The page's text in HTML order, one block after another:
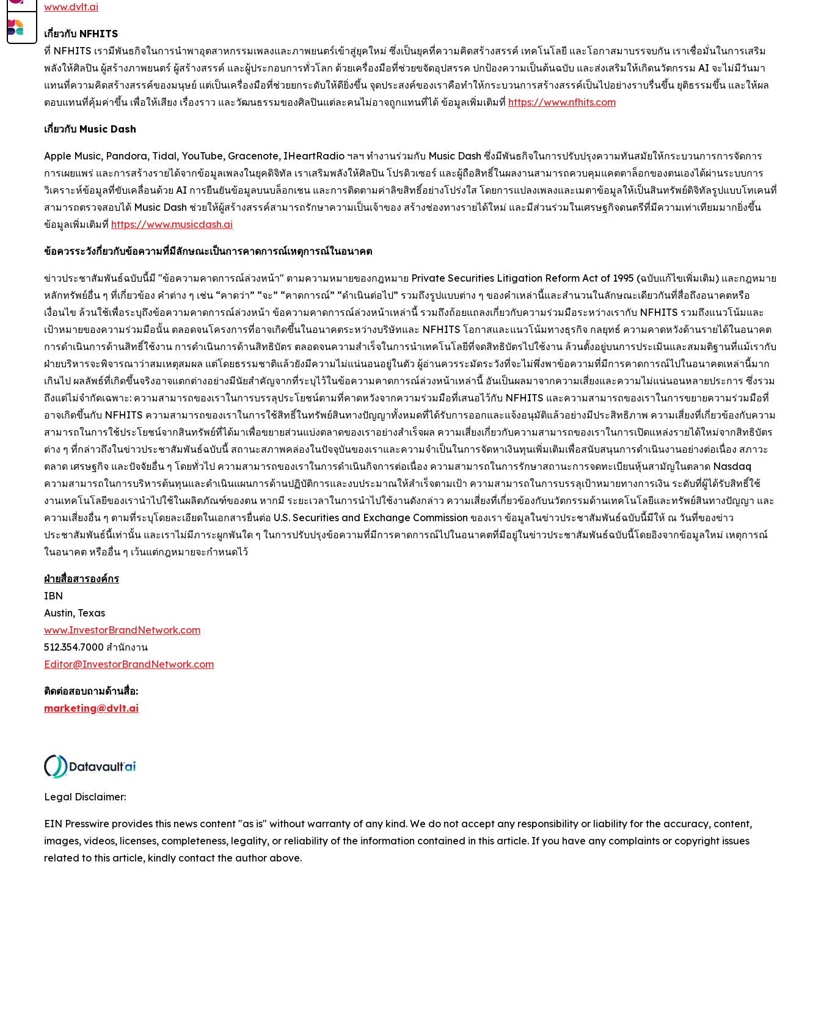
www.dvlt.ai
เกี่ยวกับ NFHITS
ที่ NFHITS เรามีพันธกิจในการนำพาอุตสาหกรรมเพลงและภาพยนตร์เข้าสู่ยุคใหม่ ซึ่งเป็นยุคที่ความคิดสร้างสรรค์ เทคโนโลยี และโอกาสมาบรรจบกัน เราเชื่อมั่นในการเสริม
พลังให้ศิลปิน ผู้สร้างภาพยนตร์ ผู้สร้างสรรค์ และผู้ประกอบการทั่วโลก ด้วยเครื่องมือที่ช่วยขจัดอุปสรรค ปกป้องความเป็นต้นฉบับ และส่งเสริมให้เกิดนวัตกรรม AI จะไม่มีวันมา
แทนที่ความคิดสร้างสรรค์ของมนุษย์ แต่เป็นเครื่องมือที่ช่วยยกระดับให้ดียิ่งขึ้น จุดประสงค์ของเราคือทำให้กระบวนการสร้างสรรค์เป็นไปอย่างราบรื่นขึ้น ยุติธรรมขึ้น และให้ผล
ตอบแทนที่คุ้มค่าขึ้น เพื่อให้เสียง เรื่องราว และวัฒนธรรมของศิลปินแต่ละคนไม่อาจถูกแทนที่ได้ ข้อมูลเพิ่มเติมที่ https://www.nfhits.com
เกี่ยวกับ Music Dash
Apple Music, Pandora, Tidal, YouTube, Gracenote, IHeartRadio ฯลฯ ทำงานร่วมกับ Music Dash ซึ่งมีพันธกิจในการปรับปรุงความทันสมัยให้กระบวนการการจัดการ
การเผยแพร่ และการสร้างรายได้จากข้อมูลเพลงในยุคดิจิทัล เราเสริมพลังให้ศิลปิน โปรดิวเซอร์ และผู้ถือสิทธิ์ในผลงานสามารถควบคุมแคตตาล็อกของตนเองได้ผ่านระบบการ
วิเคราะห์ข้อมูลที่ขับเคลื่อนด้วย AI การยืนยันข้อมูลบนบล็อกเชน และการติดตามค่าลิขสิทธิ์อย่างโปร่งใส โดยการแปลงเพลงและเมตาข้อมูลให้เป็นสินทรัพย์ดิจิทัลรูปแบบโทเคนที่
สามารถตรวจสอบได้ Music Dash ช่วยให้ผู้สร้างสรรค์สามารถรักษาความเป็นเจ้าของ สร้างช่องทางรายได้ใหม่ และมีส่วนร่วมในเศรษฐกิจดนตรีที่มีความเท่าเทียมมากยิ่งขึ้น
ข้อมูลเพิ่มเติมที่ https://www.musicdash.ai
ข้อควรระวังกี่ยวกับข้อความที่มีลักษณะเป็นการคาดการณ์เหตุการณ์ในอนาคต
ข่าวประชาสัมพันธ์ฉบับนี้มี "ข้อความคาดการณ์ล่วงหน้า" ตามความหมายของกฎหมาย Private Securities Litigation Reform Act of 1995 (ฉบับแก้ไขเพิ่มเติม) และกฎหมาย
หลักทรัพย์อื่น ๆ ที่เกี่ยวข้อง คำต่าง ๆ เช่น “คาดว่า” “จะ” “คาดการณ์” “ดำเนินต่อไป” รวมถึงรูปแบบต่าง ๆ ของคำเหล่านี้และสำนวนในลักษณะเดียวกันที่สื่อถึงอนาคตหรือ
เงื่อนไข ล้วนใช้เพื่อระบุถึงข้อความคาดการณ์ล่วงหน้า ข้อความคาดการณ์ล่วงหน้าเหล่านี้ รวมถึงถ้อยแถลงเกี่ยวกับความร่วมมือระหว่างเรากับ NFHITS รวมถึงแนวโน้มและ
เป้าหมายของความร่วมมือนั้น ตลอดจนโครงการที่อาจเกิดขึ้นในอนาคตระหว่างบริษัทและ NFHITS โอกาสและแนวโน้มทางธุรกิจ กลยุทธ์ ความคาดหวังด้านรายได้ในอนาคต
การดำเนินการด้านสิทธิ์ใช้งาน การดำเนินการด้านสิทธิบัตร ตลอดจนความสำเร็จในการนำเทคโนโลยีที่จดสิทธิบัตรไปใช้งาน ล้วนตั้งอยู่บนการประเมินและสมมติฐานที่แม้เรากับ
ฝ่ายบริหารจะพิจารณาว่าสมเหตุสมผล แต่โดยธรรมชาติแล้วยังมีความไม่แน่นอนอยู่ในตัว ผู้อ่านควรระมัดระวังที่จะไม่พึ่งพาข้อความที่มีการคาดการณ์ไปในอนาคตเหล่านี้มาก
เกินไป ผลลัพธ์ที่เกิดขึ้นจริงอาจแตกต่างอย่างมีนัยสำคัญจากที่ระบุไว้ในข้อความคาดการณ์ล่วงหน้าเหล่านี้ อันเป็นผลมาจากความเสี่ยงและความไม่แน่นอนหลายประการ ซึ่งรวม
ถึงแต่ไม่จำกัดเฉพาะ: ความสามารถของเราในการบรรลุประโยชน์ตามที่คาดหวังจากความร่วมมือที่เสนอไว้กับ NFHITS และความสามารถของเราในการขยายความร่วมมือที่
อาจเกิดขึ้นกับ NFHITS ความสามารถของเราในการใช้สิทธิ์ในทรัพย์สินทางปัญญาทั้งหมดที่ได้รับการออกและแจ้งอนุมัติแล้วอย่างมีประสิทธิภาพ ความเสี่ยงที่เกี่ยวข้องกับความ
สามารถในการใช้ประโยชน์จากสินทรัพย์ที่ได้มาเพื่อขยายส่วนแบ่งตลาดของเราอย่างสำเร็จผล ความเสี่ยงเกี่ยวกับความสามารถของเราในการเปิดแหล่งรายได้ใหม่จากสิทธิบัตร
ต่าง ๆ ที่กล่าวถึงในข่าวประชาสัมพันธ์ฉบับนี้ สถานะสภาพคล่องในปัจจุบันของเราและความจำเป็นในการจัดหาเงินทุนเพิ่มเติมเพื่อสนับสนุนการดำเนินงานอย่างต่อเนื่อง สภาวะ
ตลาด เศรษฐกิจ และปัจจัยอื่น ๆ โดยทั่วไป ความสามารถของเราในการดำเนินกิจการต่อเนื่อง ความสามารถในการรักษาสถานะการจดทะเบียนหุ้นสามัญในตลาด Nasdaq
ความสามารถในการบริหารต้นทุนและดำเนินแผนการด้านปฏิบัติการและงบประมาณให้สำเร็จตามเป้า ความสามารถในการบรรลุเป้าหมายทางการเงิน ระดับที่ผู้ได้รับสิทธิ์ใช้
งานเทคโนโลยีของเรานำไปใช้ในผลิตภัณฑ์ของตน หากมี ระยะเวลาในการนำไปใช้งานดังกล่าว ความเสี่ยงที่เกี่ยวข้องกับนวัตกรรมด้านเทคโนโลยีและทรัพย์สินทางปัญญา และ
ความเสี่ยงอื่น ๆ ตามที่ระบุโดยละเอียดในเอกสารยื่นต่อ U.S. Securities and Exchange Commission ของเรา ข้อมูลในข่าวประชาสัมพันธ์ฉบับนี้มีให้ ณ วันที่ของข่าว
ประชาสัมพันธ์นี้เท่านั้น และเราไม่มีภาระผูกพันใด ๆ ในการปรับปรุงข้อความที่มีการคาดการณ์ไปในอนาคตที่มีอยู่ในข่าวประชาสัมพันธ์ฉบับนี้โดยอิงจากข้อมูลใหม่ เหตุการณ์
ในอนาคต หรืออื่น ๆ เว้นแต่กฎหมายจะกำหนดไว้
ฝ่ายสื่อสารองค์กร
IBN
Austin, Texas
www.InvestorBrandNetwork.com
512.354.7000 สำนักงาน
Editor@InvestorBrandNetwork.com
ติดต่อสอบถามด้านสื่อ:
marketing@dvlt.ai
Legal Disclaimer:
EIN Presswire provides this news content "as is" without warranty of any kind. We do not accept any responsibility or liability for the accuracy, content,
images, videos, licenses, completeness, legality, or reliability of the information contained in this article. If you have any complaints or copyright issues
related to this article, kindly contact the author above.